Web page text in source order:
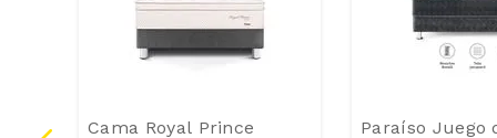
Cama Royal Prince
Paraíso Juego